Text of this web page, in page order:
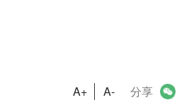
A+ A- 分享